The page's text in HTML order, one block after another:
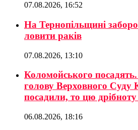
07.08.2026, 16:52
На Тернопільщині
ловити раків
07.08.2026, 13:10
Коломойського
голову Верховного Суду
посадили, то цю дрібноту
06.08.2026, 18:16